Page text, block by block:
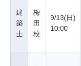
建
築
士
梅
田
校
9/13(日)
10:00